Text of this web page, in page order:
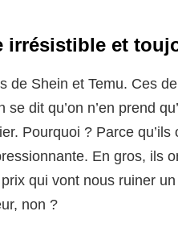
irrésistible et
de Shein et Temu. Ces
se dit qu’on n’en prend
Pourquoi ? Parce
En gros, ils
qui vont nous ruiner
non ?